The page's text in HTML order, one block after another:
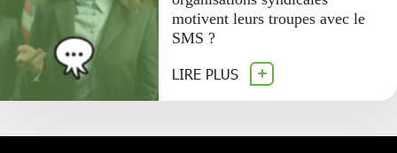
motivent leurs troupes avec le
SMS ?
LIRE PLUS